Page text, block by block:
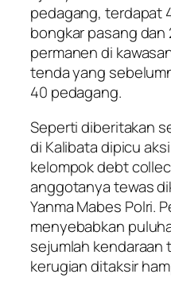
pedagang, terdapat
bongkar pasang dan
permanen di
tenda yang
40 pedagang.
Seperti diberitakan
di Kalibata dipicu
kelompok debt
anggotanya tewas
Yanma Mabes Polri.
menyebabkan
sejumlah kendaraan
kerugian ditaksir